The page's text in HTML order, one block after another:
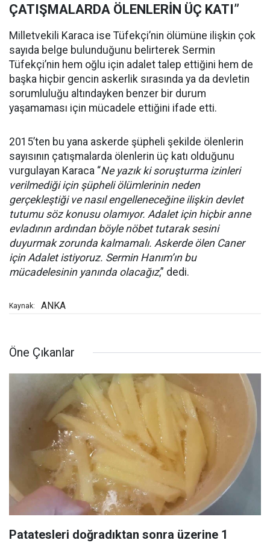
ÇATIŞMALARDA ÖLENLERİN ÜÇ KATI”
Milletvekili Karaca ise Tüfekçi’nin ölümüne ilişkin çok
sayıda belge bulunduğunu belirterek Sermin
Tüfekçi’nin hem oğlu için adalet talep ettiğini hem de
başka hiçbir gencin askerlik sırasında ya da devletin
sorumluluğu altındayken benzer bir durum
yaşamaması için mücadele ettiğini ifade etti.
2015’ten bu yana askerde şüpheli şekilde ölenlerin
sayısının çatışmalarda ölenlerin üç katı olduğunu
vurgulayan Karaca “Ne yazık ki soruşturma izinleri
verilmediği için şüpheli ölümlerinin neden
gerçekleştiği ve nasıl engelleneceğine ilişkin devlet
tutumu söz konusu olamıyor. Adalet için hiçbir anne
evladının ardından böyle nöbet tutarak sesini
duyurmak zorunda kalmamalı. Askerde ölen Caner
için Adalet istiyoruz. Sermin Hanım’ın bu
mücadelesinin yanında olacağız,” dedi.
Kaynak: ANKA
Öne Çıkanlar
Patatesleri doğradıktan sonra üzerine 1